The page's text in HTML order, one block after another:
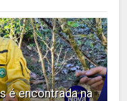
é encontrada na